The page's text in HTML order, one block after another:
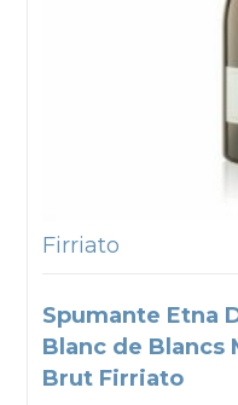
Firriato
Spumante Etna
Blanc de Blancs
Brut Firriato